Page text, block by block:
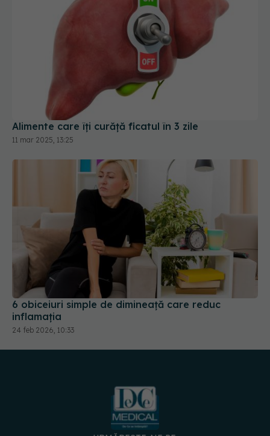
Alimente care îți curăță ficatul în 3 zile
11 mar 2025, 13:25
6 obiceiuri simple de dimineață care reduc
inflamația
24 feb 2026, 10:33
URMĂREȘTE-NE PE:
DESCARCĂ APLICAȚIA